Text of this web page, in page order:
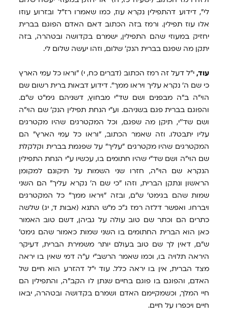
לי", דידוע דהתפילין נקרא עוז, כמו שאמרו רז"ל ובזרוע עוזו
אלו עוז תפילין. ורמז בזה הכתוב דאם האדם הפוגם בברית
יחזיק במעוזי שהם התפילין, ישמרם בקדושה ובטהרה, בזה
יתקן מה שפגם בברית הנק' שלום, וזהו יעשה שלום לי.
עוד, י"ל דעל זה רמז הכתוב (דברים כח, י) "וראו כל עמי הארץ
כי שם ה' נקרא עליך ויראו ממך". דידוע דבאות ברית רשום שם
הוי"ה ב"ה מבפנים ושם שד"י מבחוץ, דשניהם גימ"ט ש"ם.
והפוגם בברית פגם בשניהם. וע"י הנחת תפילין הנק' שם הוי"ה
ושם שד''י, תיקן מה שפגם, וכל המקטרגים שהיו מקטרגים
עליו יתבטלו. וזה שאמר הכתוב, "וראו כל עמי הארץ" הם
המקטרגים שהיו מקטרגים "עליך" על שפגמת בברית וקלקלת
שם הוי"ה ושם שד"י שהיו חתומים בו, עכשיו ע"י הנחת התפילין
הנקרא שם הוי"ה, חזרו שני השמות על תיקונם למקומן
הראשון ונתקן הברית, וזהו "כי שם ה' נקרא עליך" הם השני
שמות שהם בגימט' ש"ם, ובזה "ויראו ממך" כל המקטרגים
ויברחו. ואפשר דלזה רמז ג"כ מ"ש התנא (אבות ד, יג) שלשה
כתרים הם וכתר שם טוב עולה על גביהן, דשם טוב האמור
כאן הוא הברית החתומים בו השני שמות כאמור שהם גימט'
ש"ם, דאין לך שם טוב בעולם יותר משמירת הברית, דעיקר
היראה תלויה בו, וכמו שאמר הרשב"י ע"ה דמי שאין בו יראה
מצד הברית, אין בו יראה כלל. עוד י"ל דהזרע הוא חיים של
האדם, והפוגם בו פוגם בחיים שנתן לו הקב"ה, והתפילין הם
חיי המלך, וכשמקיימם האדם ושמרם בקדושה ובטהרה, יבאו
חיים ויכפרו על חיים.